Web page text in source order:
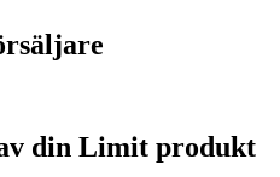
din Limit produkt